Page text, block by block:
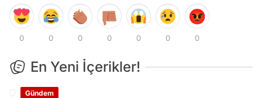
0 0 0 0 0 0 0
En Yeni İçerikler!
Gündem